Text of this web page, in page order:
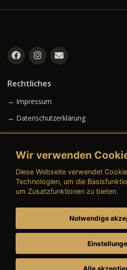
Rechtliches
→ Impressum
→ Datenschutzerklärung
→ AGB (Gebrauchtwagen)
→ AGB (Teile & Zubehör)
→ AGB (Dienstleistungen)
Wir verwenden
Diese Webseite verwendet
Technologien, um die
um Zusatzfunktionen zu bieten.
Notwendige